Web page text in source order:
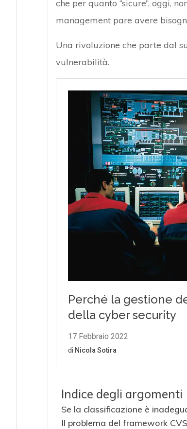
che per quanto “sicure”, oggi,
management pare avere
Una rivoluzione che parte dal
vulnerabilità.
Indice degli argomenti
Se la classificazione è
Il problema del framework